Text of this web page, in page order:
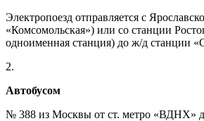
Электропоезд отправляется с
«Комсомольская») или со станции
одноименная станция) до ж/д станции
2.
Автобусом
№ 388 из Москвы от ст. метро «ВДНХ»